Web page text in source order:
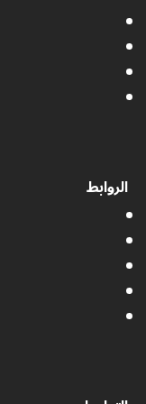
الروابط